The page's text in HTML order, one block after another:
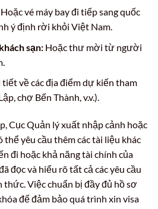
vé máy bay đi tiếp sang quốc
ý định rời khỏi Việt Nam.
sạn:Hoặc thư mời từ người
về các địa điểm dự kiến tham
chợ Bến Thành, v.v.).
Cục Quản lý xuất nhập cảnh hoặc
yêu cầu thêm các tài liệu khác
đi hoặc khả năng tài chính của
đọc và hiểu rõ tất cả các yêu cầu
Việc chuẩn bị đầy đủ hồ sơ
để đảm bảo quá trình xin visa